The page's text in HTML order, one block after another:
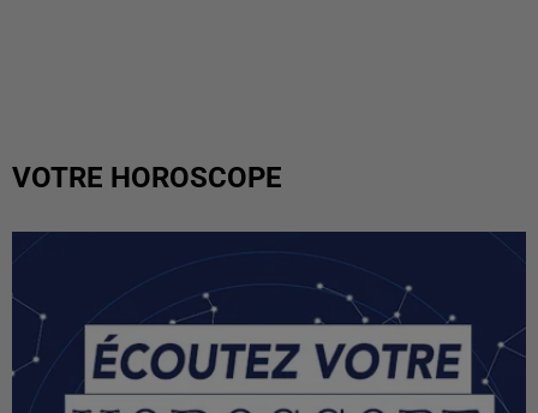
VOTRE HOROSCOPE